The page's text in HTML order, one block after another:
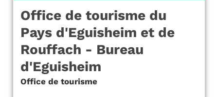
Office de tourisme du
Pays d'Eguisheim et de
Rouffach - Bureau
d'Eguisheim
Office de tourisme